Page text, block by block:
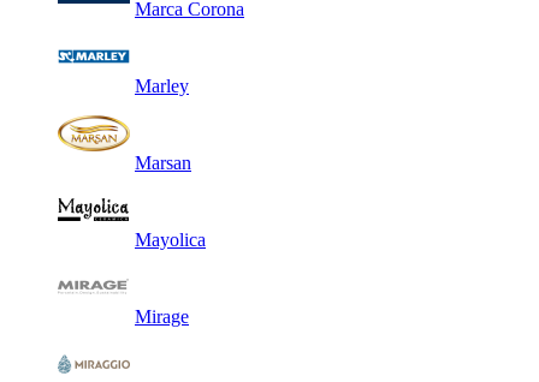
Marca Corona
Marley
Marsan
Mayolica
Mirage